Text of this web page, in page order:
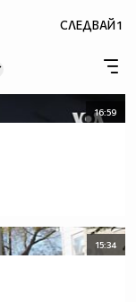
СЛЕДВАЙ1
16:59
15:34